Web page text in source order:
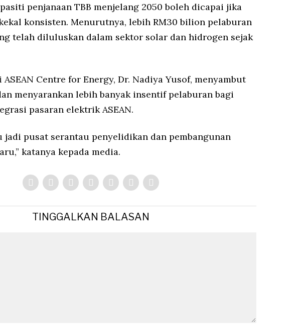
penjanaan TBB menjelang 2050 boleh dicapai jika
konsisten. Menurutnya, lebih RM30 bilion pelaburan
telah diluluskan dalam sektor solar dan hidrogen sejak
Centre for Energy, Dr. Nadiya Yusof, menyambut
menyarankan lebih banyak insentif pelaburan bagi
pasaran elektrik ASEAN.
jadi pusat serantau penyelidikan dan pembangunan
katanya kepada media.
TINGGALKAN BALASAN